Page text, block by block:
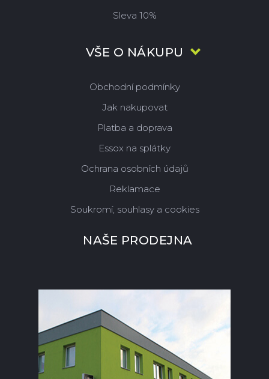
Sleva 10%
VŠE O NÁKUPU
Obchodní podmínky
Jak nakupovat
Platba a doprava
Essox na splátky
Ochrana osobních údajů
Reklamace
Soukromí, souhlasy a cookies
NAŠE PRODEJNA